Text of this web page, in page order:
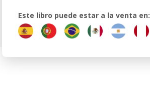
Este libro puede estar a la venta en: